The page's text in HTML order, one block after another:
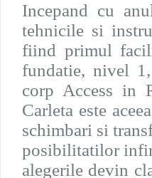
Incepand cu
tehnicile si
fiind primul
fundatie, nivel
corp Access in
Carleta este
schimbari si
posibilitatilor
alegerile devin